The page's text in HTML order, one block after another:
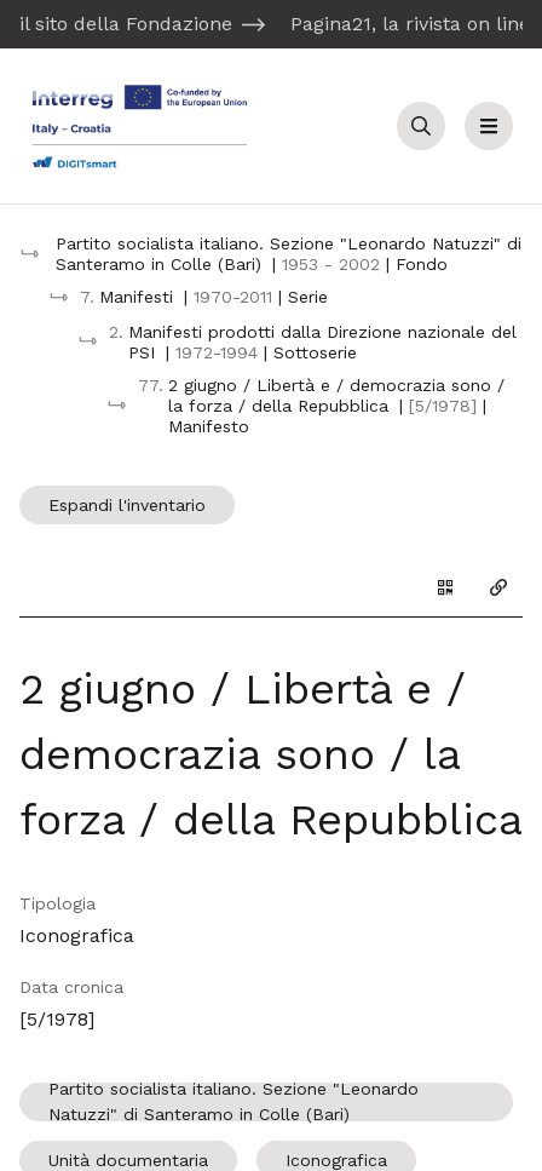
il sito della Fondazione Pagina21, la rivista on line
Cerca Menu
Partito socialista italiano. Sezione "Leonardo Natuzzi" di
Santeramo in Colle (Bari)
| 1953 - 2002 | Fondo
7. Manifesti | 1970-2011 | Serie
2. Manifesti prodotti dalla Direzione nazionale del
PSI
| 1972-1994 | Sottoserie
77. 2 giugno / Libertà e / democrazia sono /
la forza / della Repubblica
| [5/1978] |
Manifesto
Espandi l'inventario
Genera il
2 giugno / Libertà e /
democrazia sono / la
forza / della Repubblica
Tipologia
Iconografica
Data cronica
[5/1978]
Partito socialista italiano. Sezione "Leonardo
Natuzzi" di Santeramo in Colle (Bari)
Unità documentaria Iconografica